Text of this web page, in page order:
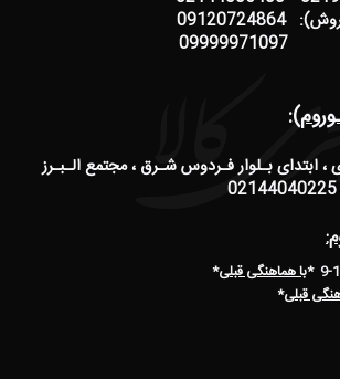
، ابتدای بـلوار فـردوس شـرق ، مجتمع الـبـرز
با هماهنگی قبلی*
قبلی*